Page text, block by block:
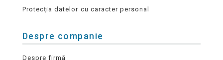
Protecția datelor cu caracter personal
Despre companie
Despre firmă